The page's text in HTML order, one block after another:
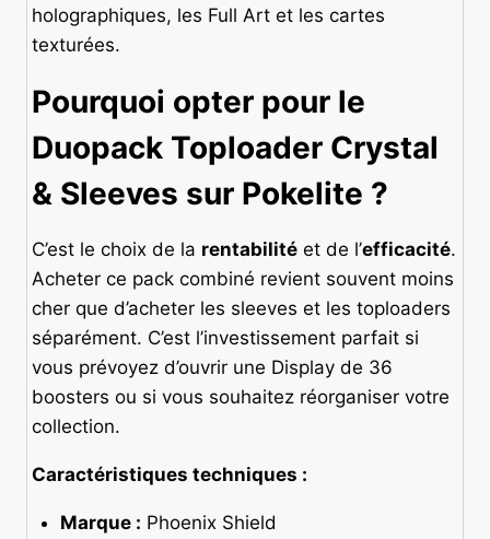
holographiques, les Full Art et les cartes
texturées.
Pourquoi opter pour le
Duopack Toploader Crystal
& Sleeves sur Pokelite ?
C’est le choix de la rentabilité et de l’efficacité.
Acheter ce pack combiné revient souvent moins
cher que d’acheter les sleeves et les toploaders
séparément. C’est l’investissement parfait si
vous prévoyez d’ouvrir une Display de 36
boosters ou si vous souhaitez réorganiser votre
collection.
Caractéristiques techniques :
Marque : Phoenix Shield